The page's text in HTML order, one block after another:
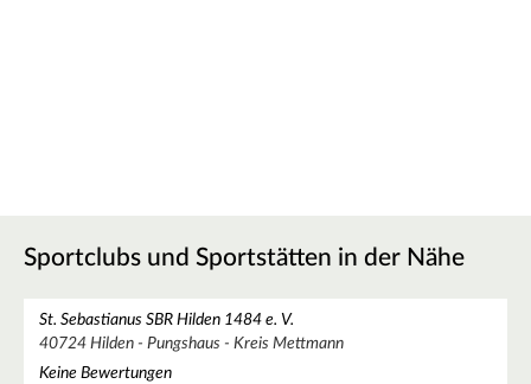
Sportclubs und Sportstätten in der Nähe
St. Sebastianus SBR Hilden 1484 e. V.
40724 Hilden - Pungshaus - Kreis Mettmann
Keine Bewertungen